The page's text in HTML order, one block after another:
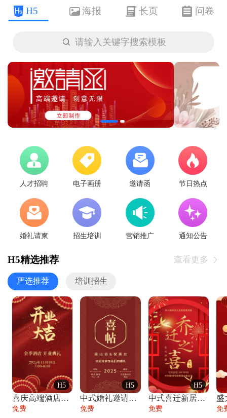
H5 海报 长页 问卷
 请输入关键字搜索模板
人才招聘 电子画册 邀请函 节日热点
婚礼请柬 招生培训 营销推广 通知公告
H5精选推荐 查看更多 
严选推荐 培训招生
H5
喜庆高端酒店开业大吉邀请函
免费
H5
中式婚礼邀请函中国风传统复古婚礼请柬请帖
免费
H5
中式喜迁新居乔迁之喜邀请函宴会请帖
免费 免